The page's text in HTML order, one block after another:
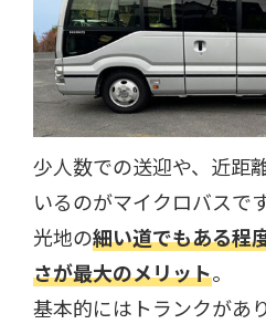
少人数での送迎や、近距
いるのがマイクロバスで
光地の細い道でもある程
さが最大のメリット。
基本的にはトランクがあ